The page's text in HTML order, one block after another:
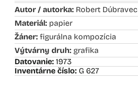
Autor / autorka: Robert Dúbravec
Materiál: papier
Žáner: figurálna kompozícia
Výtvárny druh: grafika
Datovanie: 1973
Inventárne číslo: G 627